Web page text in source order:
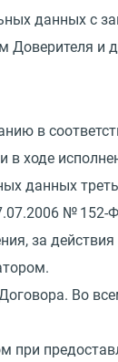
данных с
и
в
ходе
данных
№ 152-
за
Во